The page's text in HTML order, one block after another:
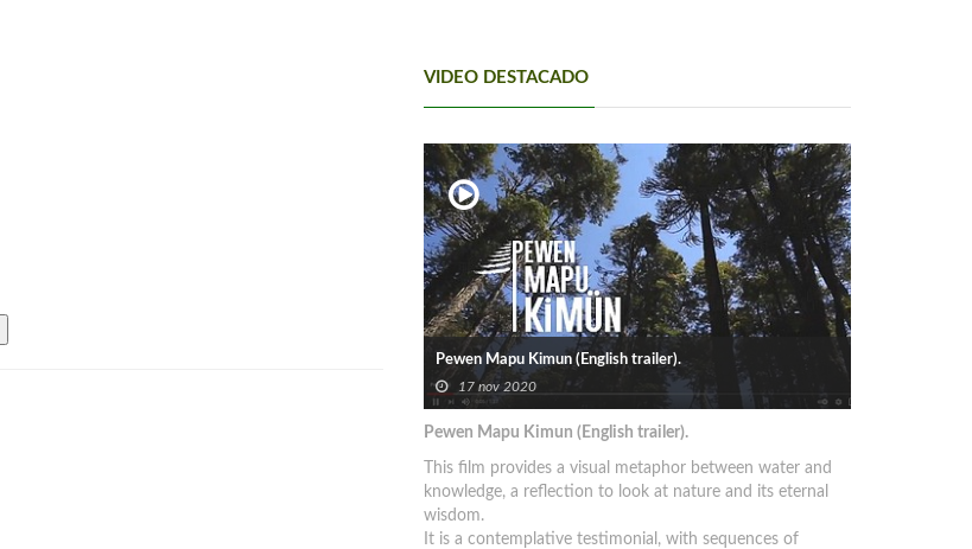
VIDEO DESTACADO
Pewen Mapu Kimun (English trailer).
17 nov 2020
Pewen Mapu Kimun (English trailer).
This film provides a visual metaphor between water and
knowledge, a reflection to look at nature and its eternal
wisdom.
It is a contemplative testimonial, with sequences of